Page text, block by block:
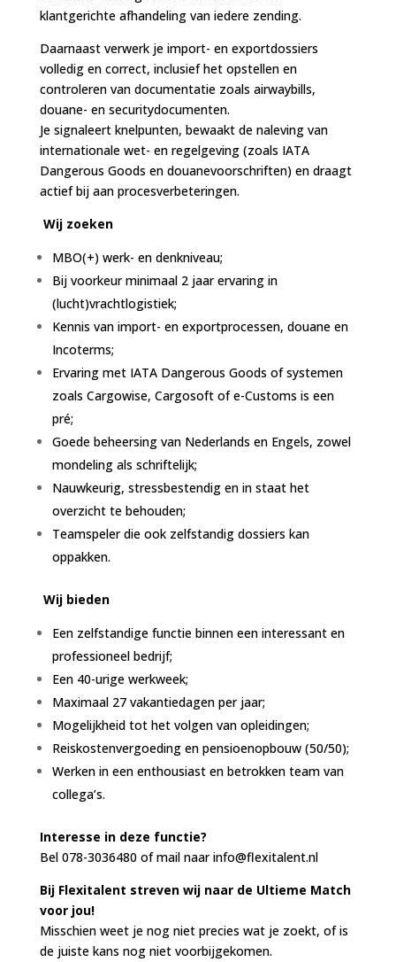
klantgerichte afhandeling van iedere zending.
Daarnaast verwerk je import- en exportdossiers
volledig en correct, inclusief het opstellen en
controleren van documentatie zoals airwaybills,
douane- en securitydocumenten.
Je signaleert knelpunten, bewaakt de naleving van
internationale wet- en regelgeving (zoals IATA
Dangerous Goods en douanevoorschriften) en draagt
actief bij aan procesverbeteringen.
Wij zoeken
MBO(+) werk- en denkniveau;
Bij voorkeur minimaal 2 jaar ervaring in
(lucht)vrachtlogistiek;
Kennis van import- en exportprocessen, douane en
Incoterms;
Ervaring met IATA Dangerous Goods of systemen
zoals Cargowise, Cargosoft of e-Customs is een
pré;
Goede beheersing van Nederlands en Engels, zowel
mondeling als schriftelijk;
Nauwkeurig, stressbestendig en in staat het
overzicht te behouden;
Teamspeler die ook zelfstandig dossiers kan
oppakken.
Wij bieden
Een zelfstandige functie binnen een interessant en
professioneel bedrijf;
Een 40-urige werkweek;
Maximaal 27 vakantiedagen per jaar;
Mogelijkheid tot het volgen van opleidingen;
Reiskostenvergoeding en pensioenopbouw (50/50);
Werken in een enthousiast en betrokken team van
collega’s.
Interesse in deze functie?
Bel 078-3036480 of mail naar info@flexitalent.nl
Bij Flexitalent streven wij naar de Ultieme Match
voor jou!
Misschien weet je nog niet precies wat je zoekt, of is
de juiste kans nog niet voorbijgekomen.